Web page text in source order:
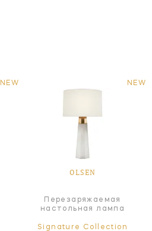
NEW NEW
OLSEN
Перезаряжаемая
настольная лампа
Signature Collection